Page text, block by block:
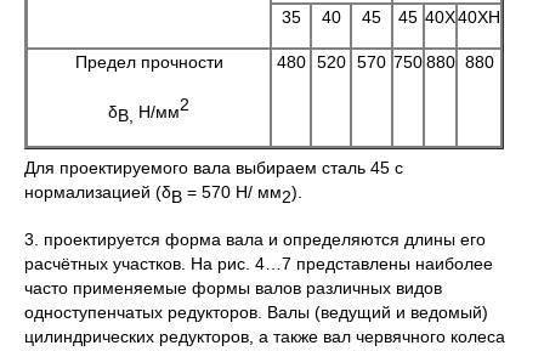
35 40 45 45 40Х40ХН
Предел прочности
δВ, Н/мм2
480 520 570 750880 880
Для проектируемого вала выбираем сталь 45 с
нормализацией (δВ = 570 Н/ мм2).
3. проектируется форма вала и определяются длины его
расчётных участков. На рис. 4…7 представлены наиболее
часто применяемые формы валов различных видов
одноступенчатых редукторов. Валы (ведущий и ведомый)
цилиндрических редукторов, а также вал червячного колеса